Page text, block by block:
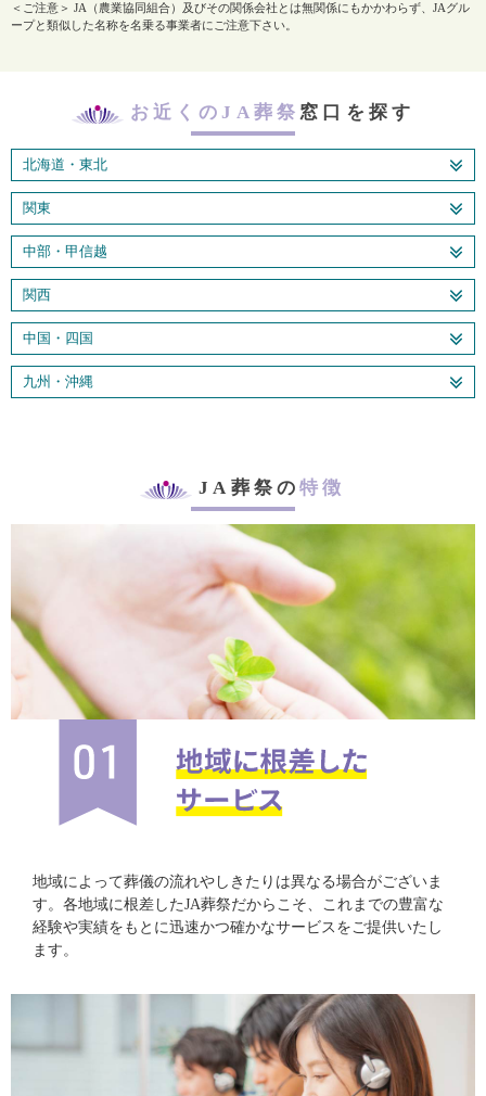
＜ご注意＞ JA（農業協同組合）及びその関係会社とは無関係にもかかわらず、JAグル
ープと類似した名称を名乗る事業者にご注意下さい。
お近くのJA葬祭 窓口を探す
北海道・東北
関東
中部・甲信越
関西
中国・四国
九州・沖縄
JA葬祭の特徴
地域によって葬儀の流れやしきたりは異なる場合がございま
す。各地域に根差したJA葬祭だからこそ、これまでの豊富な
経験や実績をもとに迅速かつ確かなサービスをご提供いたし
ます。